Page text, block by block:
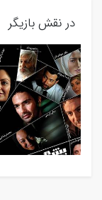
در نقش بازیگر